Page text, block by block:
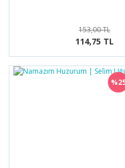
153,00 TL
114,75 TL